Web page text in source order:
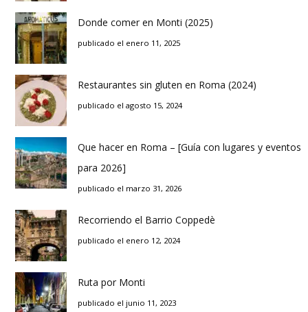
Donde comer en Monti (2025)
publicado el enero 11, 2025
Restaurantes sin gluten en Roma (2024)
publicado el agosto 15, 2024
Que hacer en Roma – [Guía con lugares y eventos
para 2026]
publicado el marzo 31, 2026
Recorriendo el Barrio Coppedè
publicado el enero 12, 2024
Ruta por Monti
publicado el junio 11, 2023